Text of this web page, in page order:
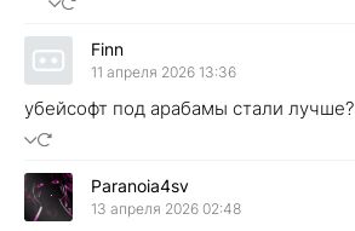
Finn
11 апреля 2026 13:36
убейсофт под арабамы стали лучше?
Paranoia4sv
13 апреля 2026 02:48